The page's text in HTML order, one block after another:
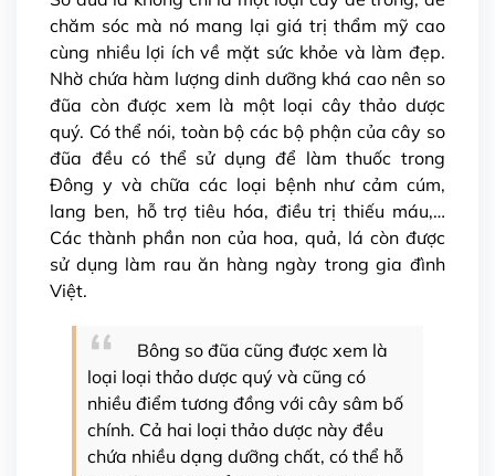
chăm sóc mà nó mang lại giá trị thẩm mỹ cao
cùng nhiều lợi ích về mặt sức khỏe và làm đẹp.
Nhờ chứa hàm lượng dinh dưỡng khá cao nên so
đũa còn được xem là một loại cây thảo dược
quý. Có thể nói, toàn bộ các bộ phận của cây so
đũa đều có thể sử dụng để làm thuốc trong
Đông y và chữa các loại bệnh như cảm cúm,
lang ben, hỗ trợ tiêu hóa, điều trị thiếu máu,…
Các thành phần non của hoa, quả, lá còn được
sử dụng làm rau ăn hàng ngày trong gia đình
Việt.
Bông so đũa cũng được xem là
loại loại thảo dược quý và cũng có
nhiều điểm tương đồng với cây sâm bố
chính. Cả hai loại thảo dược này đều
chứa nhiều dạng dưỡng chất, có thể hỗ